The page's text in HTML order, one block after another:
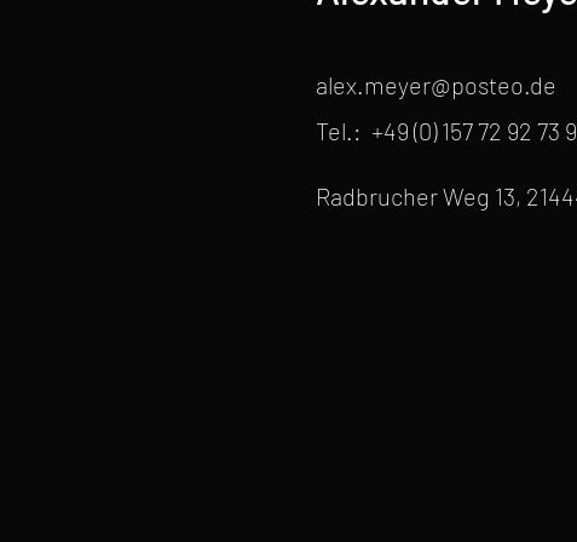
alex.meyer@posteo.de
Tel.: +49 (0) 157 72 92 73
Radbrucher Weg 13,